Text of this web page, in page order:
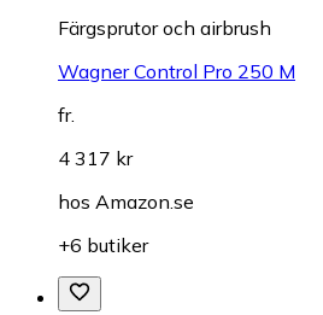
Färgsprutor och airbrush
Wagner Control Pro 250 M
fr.
4 317 kr
hos Amazon.se
+6 butiker